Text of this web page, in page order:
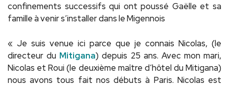
confinements successifs qui ont poussé Gaëlle et sa
famille à venir s’installer dans le Migennois
« Je suis venue ici parce que je connais Nicolas, (le
directeur du Mitigana) depuis 25 ans. Avec mon mari,
Nicolas et Roui (le deuxième maître d’hôtel du Mitigana)
nous avons tous fait nos débuts à Paris. Nicolas est